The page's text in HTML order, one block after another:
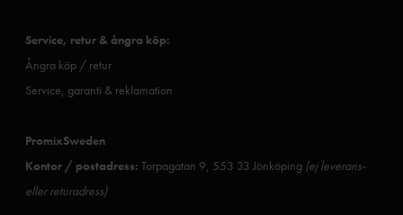
Service, retur & ångra köp:
Ångra köp / retur
Service, garanti & reklamation
PromixSweden
Kontor / postadress: Torpagatan 9, 553 33 Jönköping (ej leverans-
eller returadress)